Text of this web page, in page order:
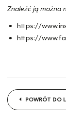
Znaleźć ją można
https://
https://
POWRÓT DO